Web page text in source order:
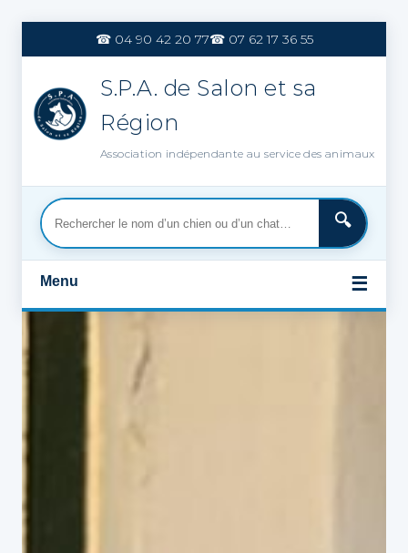
contenu
☎ 04 90 42 20 77☎ 07 62 17 36 55
S.P.A. de Salon et sa
Région
Association indépendante au service des animaux
Menu ☰